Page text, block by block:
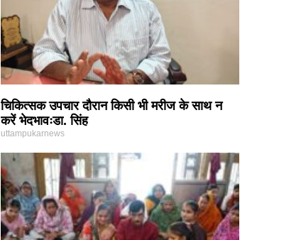
चिकित्सक उपचार दौरान किसी भी मरीज के साथ न
करें भेदभावःडा. सिंह
uttampukarnews